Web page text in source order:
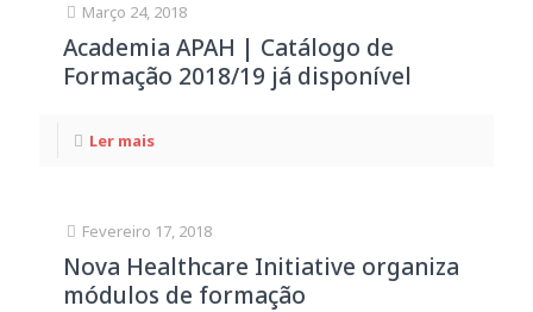
Março 24, 2018
Academia APAH | Catálogo de
Formação 2018/19 já disponível
Ler mais
Fevereiro 17, 2018
Nova Healthcare Initiative organiza
módulos de formação